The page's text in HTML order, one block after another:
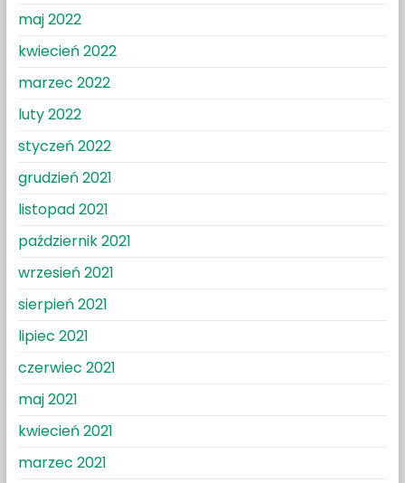
maj 2022
kwiecień 2022
marzec 2022
luty 2022
styczeń 2022
grudzień 2021
listopad 2021
październik 2021
wrzesień 2021
sierpień 2021
lipiec 2021
czerwiec 2021
maj 2021
kwiecień 2021
marzec 2021